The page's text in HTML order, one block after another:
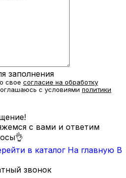
заполнения
свое согласие на обработку
с условиями политики
с вами и ответим
в каталог На главную В
звонок